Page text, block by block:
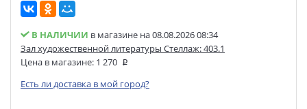
В НАЛИЧИИ в магазине на 08.08.2026 08:34
Зал художественной литературы Стеллаж: 403.1
Цена в магазине: 1 270
Есть ли доставка в мой город?